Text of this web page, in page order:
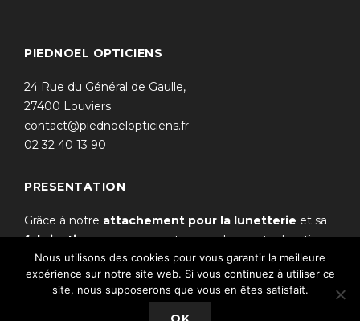
PIEDNOEL OPTICIENS
24 Rue du Général de Gaulle,
27400 Louviers
contact@piednoelopticiens.fr
02 32 40 13 90
PRESENTATION
Grâce à notre attachement pour la lunetterie et sa
fabrication, vous pourrez trouver dans notre boutique
une sélection de montures de qualité.
© Piednoël opticiens © 2019 –
Nous utilisons des cookies pour vous garantir la meilleure
expérience sur notre site web. Si vous continuez à utiliser ce
site, nous supposerons que vous en êtes satisfait.